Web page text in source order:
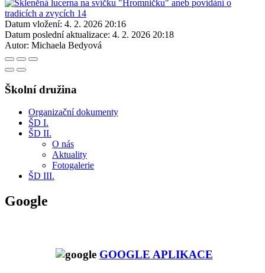
Datum vložení: 4. 2. 2026 20:16
Datum poslední aktualizace: 4. 2. 2026 20:18
Autor: Michaela Bedyová
Školní družina
Organizační dokumenty
ŠD I.
ŠD II.
O nás
Aktuality
Fotogalerie
ŠD III.
Google
GOOGLE APLIKACE